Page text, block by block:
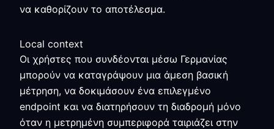
να καθορίζουν το αποτέλεσμα.
Local context
Οι χρήστες που συνδέονται μέσω Γερμανίας
μπορούν να καταγράψουν μια άμεση βασική
μέτρηση, να δοκιμάσουν ένα επιλεγμένο
endpoint και να διατηρήσουν τη διαδρομή μόνο
όταν η μετρημένη συμπεριφορά ταιριάζει στην